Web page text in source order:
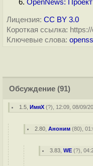
OpenNews:
Лицензия: CC BY 3.0
Короткая ссылка:
Ключевые слова: openssl
Обсуждение (91)
1.5 ,ИмяХ (?), 12:09, 08/09/
2.80 ,Аноним (80),
3.83 ,WE (?),